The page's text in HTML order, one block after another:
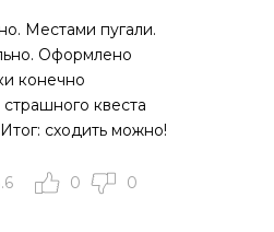
Местами пугали.
Оформлено
конечно
квеста
сходить можно!
0 0